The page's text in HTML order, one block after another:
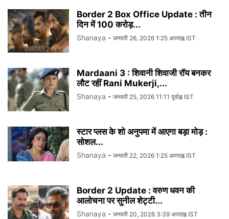
Border 2 Box Office Update : तीन
दिन में 100 करोड़...
Shanaya - जनवरी 26, 2026 1:25 अपराह्न IST
Mardaani 3 : शिवानी शिवाजी रॉय बनकर
लौट रहीं Rani Mukerji,...
Shanaya - जनवरी 25, 2026 11:11 पूर्वाह्न IST
स्टार प्लस के शो अनुपमा में आएगा बड़ा मोड़ :
सोशल...
Shanaya - जनवरी 22, 2026 1:25 अपराह्न IST
Border 2 Update : वरुण धवन की
आलोचना पर सुनील शेट्टी...
Shanaya - जनवरी 20, 2026 3:39 अपराह्न IST